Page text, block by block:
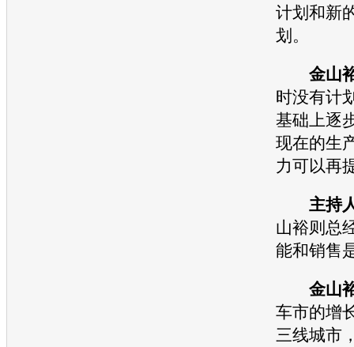
计划和新
划。
金山
时没有计
基础上逐
现在的生
力可以再
主持
山裕则总
能和销售
金山
车市的增
三线城市